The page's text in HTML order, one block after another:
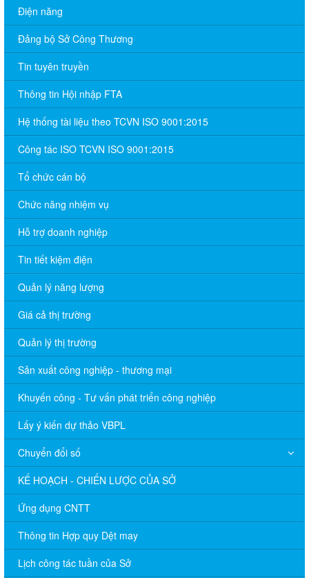
Điện năng
Đảng bộ Sở Công Thương
Tin tuyên truyền
Thông tin Hội nhập FTA
Hệ thống tài liệu theo TCVN ISO 9001:2015
Công tác ISO TCVN ISO 9001:2015
Tổ chức cán bộ
Chức năng nhiệm vụ
Hỗ trợ doanh nghiệp
Tin tiết kiệm điện
Quản lý năng lượng
Giá cả thị trường
Quản lý thị trường
Sản xuất công nghiệp - thương mại
Khuyến công - Tư vấn phát triển công nghiệp
Lấy ý kiến dự thảo VBPL
Chuyển đổi số
KẾ HOẠCH - CHIẾN LƯỢC CỦA SỞ
Ứng dụng CNTT
Thông tin Hợp quy Dệt may
Lịch công tác tuần của Sở